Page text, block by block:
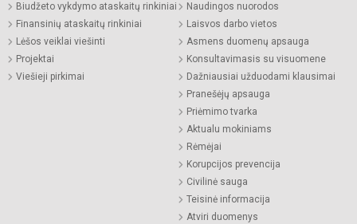
Biudžeto vykdymo ataskaitų rinkiniai
Finansinių ataskaitų rinkiniai
Lėšos veiklai viešinti
Projektai
Viešieji pirkimai
Naudingos nuorodos
Laisvos darbo vietos
Asmens duomenų apsauga
Konsultavimasis su visuomene
Dažniausiai užduodami klausimai
Pranešėjų apsauga
Priėmimo tvarka
Aktualu mokiniams
Rėmėjai
Korupcijos prevencija
Civilinė sauga
Teisinė informacija
Atviri duomenys